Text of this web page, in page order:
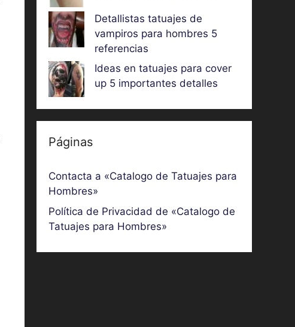
Detallistas tatuajes de
vampiros para hombres 5
referencias
Ideas en tatuajes para cover
up 5 importantes detalles
Páginas
Contacta a «Catalogo de Tatuajes para
Hombres»
Política de Privacidad de «Catalogo de
Tatuajes para Hombres»